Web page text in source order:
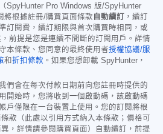
（SpyHunter Pro Windows 版/SpyHunter
將根據註冊/購買頁面條款 自動續訂 ，續訂
訂閱費，續訂期限與首次購買時相同，或
前提是您是連續不間斷的訂閱用戶。詳情
本條款、您同意的最終使用者授權協議/服
和折扣條款 。如果您想卸載 SpyHunter，
們會在每次付款日期前向您註冊時提供的
開始時，您將收到一個啟動碼，該啟動碼
戶僅限在一台裝置上使用。您的訂閱將根
款（此處以引用方式納入本條款；價格可
，詳情請參閱購買頁面）自動續訂，前提